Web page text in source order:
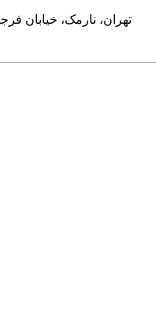
تهران، نارمک، خیابان